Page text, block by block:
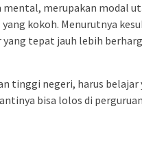
merupakan modal
kokoh. Menurutnya
tepat jauh lebih
tinggi negeri, harus
bisa lolos di